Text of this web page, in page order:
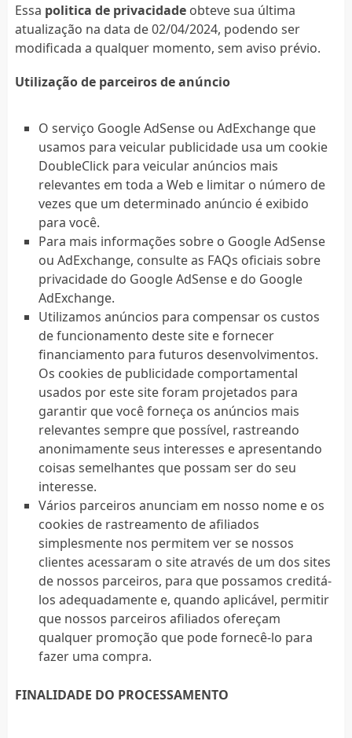
Essa politica de privacidadeobteve sua última
atualização na data de 02/04/2024, podendo ser
modificada a qualquer momento, sem aviso prévio.
Utilização de parceiros de anúncio
O serviço Google AdSense ou AdExchange que
usamos para veicular publicidade usa um cookie
DoubleClick para veicular anúncios mais
relevantes em toda a Web e limitar o número de
vezes que um determinado anúncio é exibido
para você.
Para mais informações sobre o Google AdSense
ou AdExchange, consulte as FAQs oficiais sobre
privacidade do Google AdSense e do Google
AdExchange.
Utilizamos anúncios para compensar os custos
de funcionamento deste site e fornecer
financiamento para futuros desenvolvimentos.
Os cookies de publicidade comportamental
usados ​​por este site foram projetados para
garantir que você forneça os anúncios mais
relevantes sempre que possível, rastreando
anonimamente seus interesses e apresentando
coisas semelhantes que possam ser do seu
interesse.
Vários parceiros anunciam em nosso nome e os
cookies de rastreamento de afiliados
simplesmente nos permitem ver se nossos
clientes acessaram o site através de um dos sites
de nossos parceiros, para que possamos creditá-
los adequadamente e, quando aplicável, permitir
que nossos parceiros afiliados ofereçam
qualquer promoção que pode fornecê-lo para
fazer uma compra.
FINALIDADE DO PROCESSAMENTO